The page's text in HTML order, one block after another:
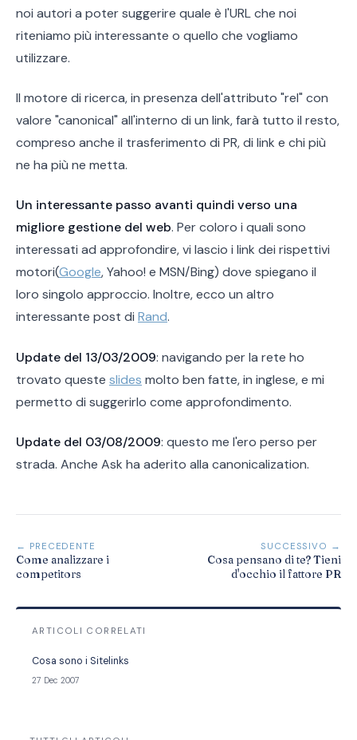
noi autori a poter suggerire quale è l'URL che noi
riteniamo più interessante o quello che vogliamo
utilizzare.
Il motore di ricerca, in presenza dell'attributo "rel" con
valore "canonical" all'interno di un link, farà tutto il resto,
compreso anche il trasferimento di PR, di link e chi più
ne ha più ne metta.
Un interessante passo avanti quindi verso una
migliore gestione del web. Per coloro i quali sono
interessati ad approfondire, vi lascio i link dei rispettivi
motori(Google, Yahoo! e MSN/Bing) dove spiegano il
loro singolo approccio. Inoltre, ecco un altro
interessante post di Rand.
Update del 13/03/2009: navigando per la rete ho
trovato queste slides molto ben fatte, in inglese, e mi
permetto di suggerirlo come approfondimento.
Update del 03/08/2009: questo me l'ero perso per
strada. Anche Ask ha aderito alla canonicalization.
← PRECEDENTE
Come analizzare i
competitors
SUCCESSIVO →
Cosa pensano di te? Tieni
d'occhio il fattore PR
ARTICOLI CORRELATI
Cosa sono i Sitelinks
27 Dec 2007